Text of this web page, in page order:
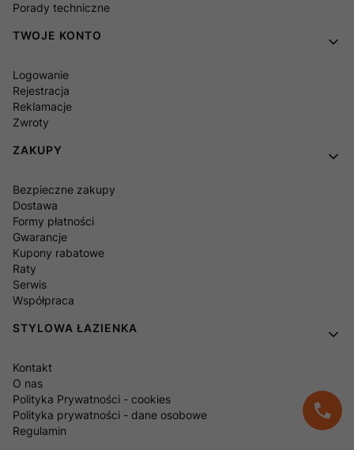
Porady techniczne
TWOJE KONTO
Logowanie
Rejestracja
Reklamacje
Zwroty
ZAKUPY
Bezpieczne zakupy
Dostawa
Formy płatności
Gwarancje
Kupony rabatowe
Raty
Serwis
Współpraca
STYLOWA ŁAZIENKA
Kontakt
O nas
Polityka Prywatności - cookies
Polityka prywatności - dane osobowe
Regulamin